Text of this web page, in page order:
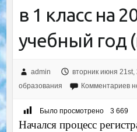
в 1 класс на
учебный год
admin вторник июня 21st,
образования
Комментариев
Было просмотрено 3 669
Начался процесс